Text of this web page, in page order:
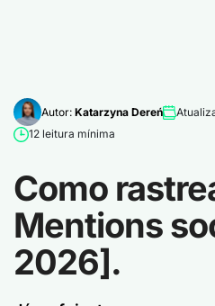
Autor: Katarzyna Dereń
12 leitura mínima
Como
Mentions
2026].